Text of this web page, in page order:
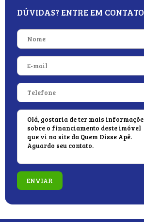
DÚVIDAS? ENTRE EM CONTATO